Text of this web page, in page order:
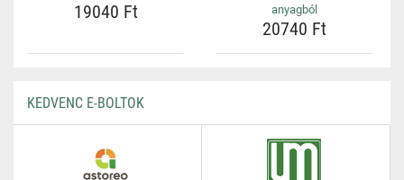
19040 Ft
anyagból
20740 Ft
KEDVENC E-BOLTOK